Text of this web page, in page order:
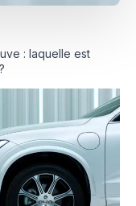
: laquelle est